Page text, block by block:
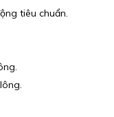
tiêu chuẩn.